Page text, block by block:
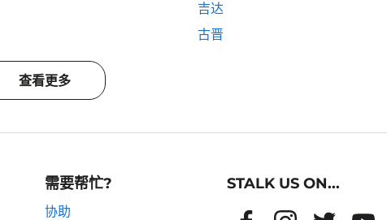
吉达
古晋
查看更多
需要帮忙?
协助
STALK US ON...